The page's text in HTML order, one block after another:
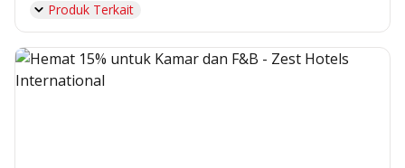
Produk Terkait